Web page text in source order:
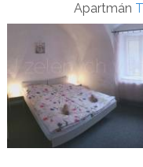
Apartmán